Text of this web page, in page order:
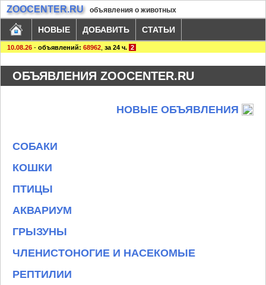
ZOOCENTER.RU объявления о животных
НОВЫЕ ДОБАВИТЬ СТАТЬИ
10.08.26 - объявлений: 68962 за 24 ч. 2
ОБЪЯВЛЕНИЯ ZOOCENTER.RU
НОВЫЕ ОБЪЯВЛЕНИЯ
СОБАКИ
КОШКИ
ПТИЦЫ
АКВАРИУМ
ГРЫЗУНЫ
ЧЛЕНИСТОНОГИЕ И НАСЕКОМЫЕ
РЕПТИЛИИ